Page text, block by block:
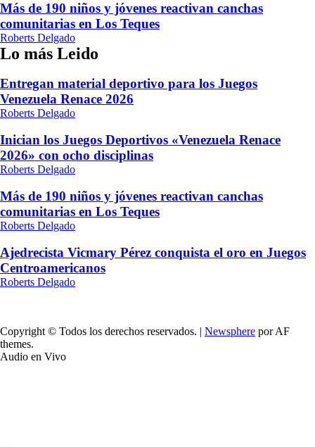
Más de 190 niños y jóvenes reactivan canchas
comunitarias en Los Teques
Roberts Delgado
Lo más Leido
Entregan material deportivo para los Juegos
Venezuela Renace 2026
Roberts Delgado
Inician los Juegos Deportivos «Venezuela Renace
2026» con ocho disciplinas
Roberts Delgado
Más de 190 niños y jóvenes reactivan canchas
comunitarias en Los Teques
Roberts Delgado
Ajedrecista Vicmary Pérez conquista el oro en Juegos
Centroamericanos
Roberts Delgado
Copyright © Todos los derechos reservados. | Newsphere por AF
themes.
Audio en Vivo